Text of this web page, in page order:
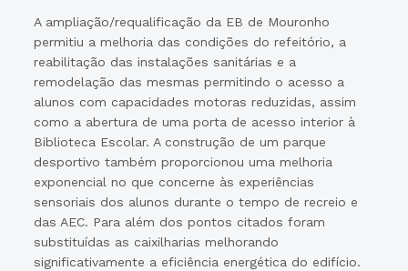
A ampliação/requalificação da EB de Mouronho
permitiu a melhoria das condições do refeitório, a
reabilitação das instalações sanitárias e a
remodelação das mesmas permitindo o acesso a
alunos com capacidades motoras reduzidas, assim
como a abertura de uma porta de acesso interior à
Biblioteca Escolar. A construção de um parque
desportivo também proporcionou uma melhoria
exponencial no que concerne às experiências
sensoriais dos alunos durante o tempo de recreio e
das AEC. Para além dos pontos citados foram
substituídas as caixilharias melhorando
significativamente a eficiência energética do edifício.